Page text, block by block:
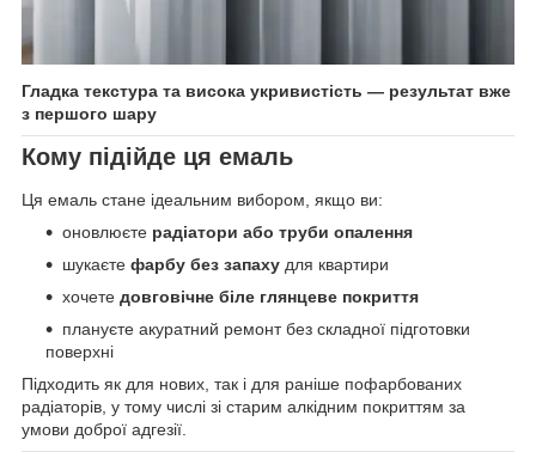
Гладка текстура та висока укривистість — результат вже
з першого шару
Кому підійде ця емаль
Ця емаль стане ідеальним вибором, якщо ви:
оновлюєте радіатори або труби опалення
шукаєте фарбу без запаху для квартири
хочете довговічне біле глянцеве покриття
плануєте акуратний ремонт без складної підготовки
поверхні
Підходить як для нових, так і для раніше пофарбованих
радіаторів, у тому числі зі старим алкідним покриттям за
умови доброї адгезії.